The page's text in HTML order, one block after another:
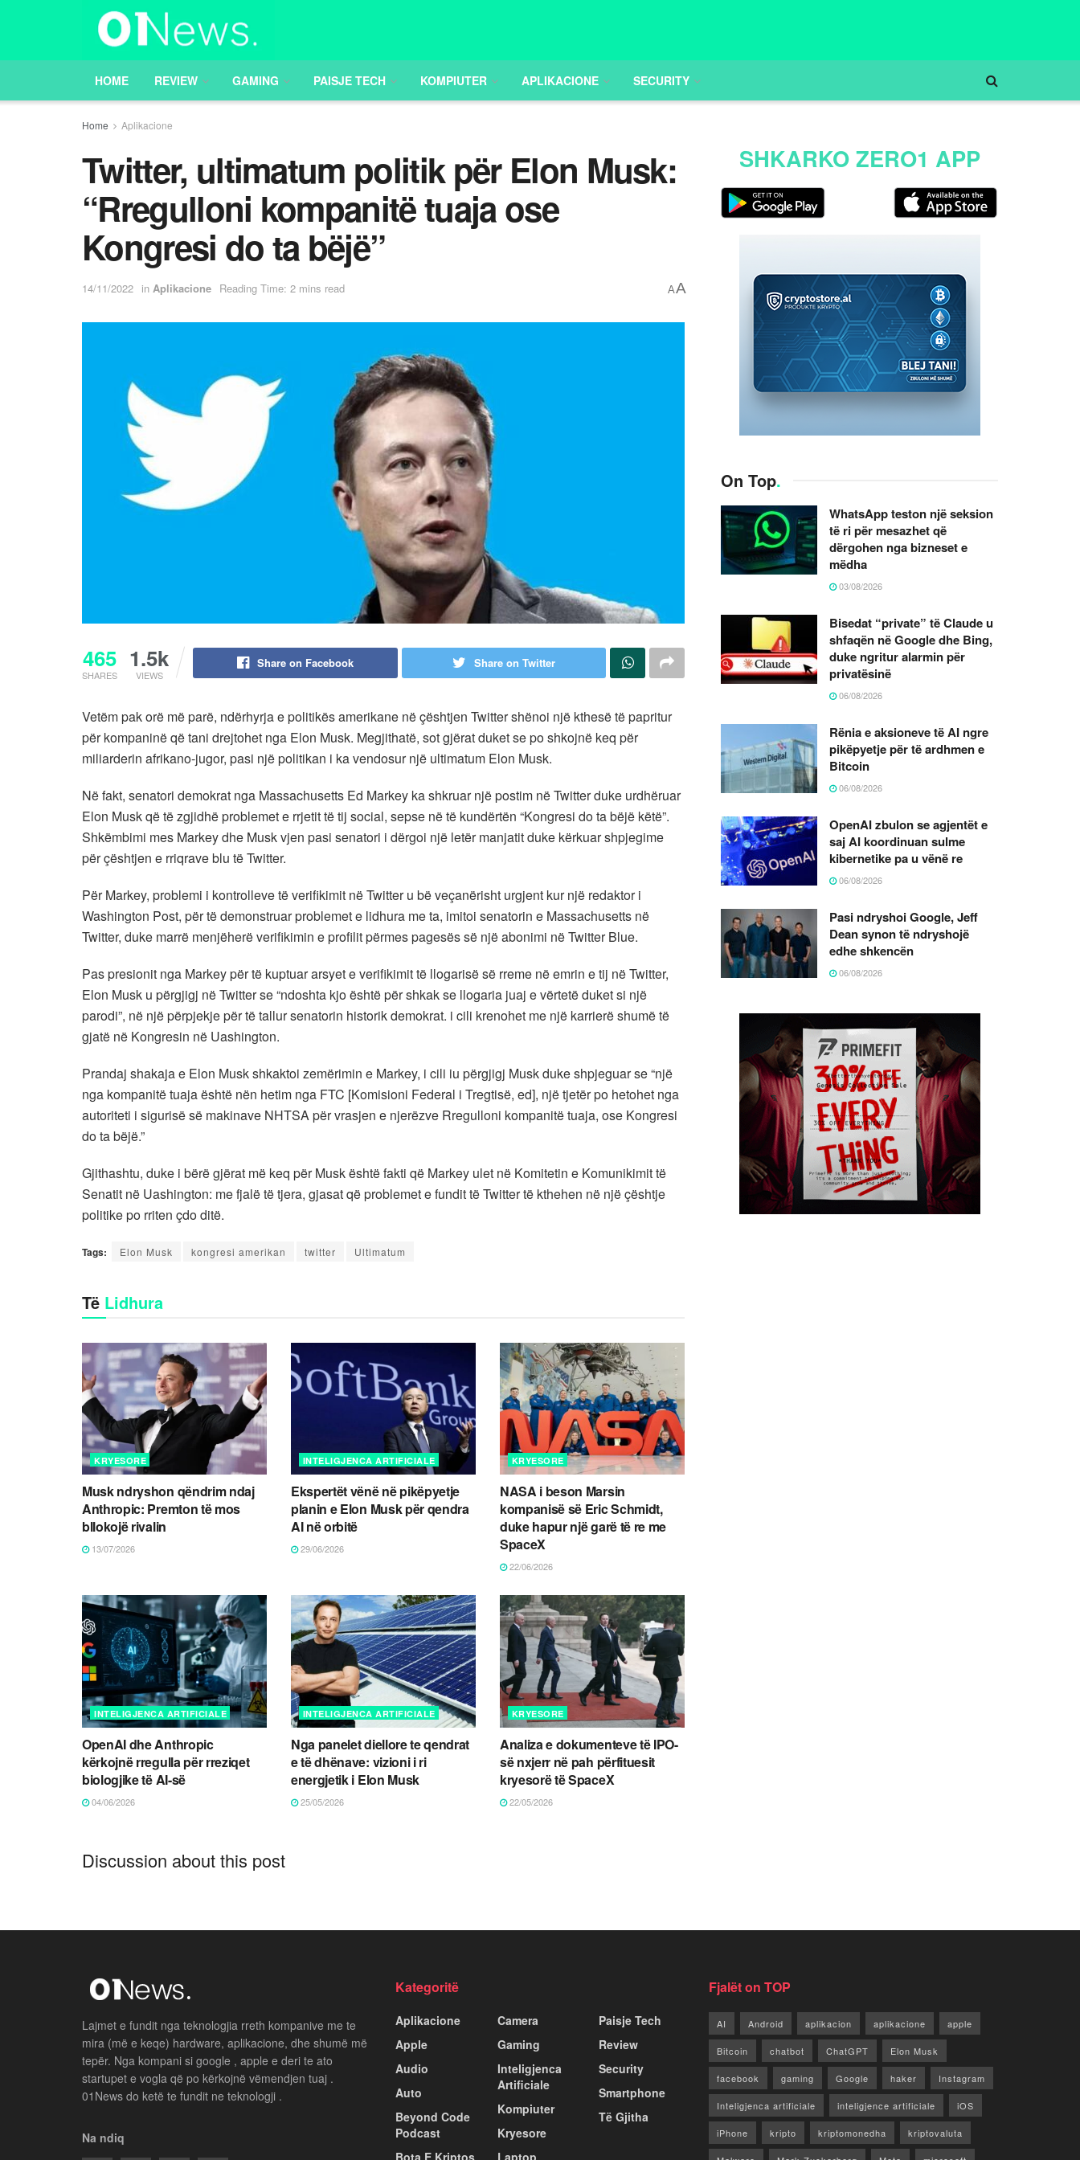
HOME REVIEW GAMING PAISJE TECH KOMPIUTER APLIKACIONE SECURITY
Home Aplikacione
Twitter, ultimatum politik për Elon Musk:
“Rregulloni kompanitë tuaja ose
Kongresi do ta bëjë”
14/11/2022 in Aplikacione Reading Time: 2 mins read AA
465
SHARES
1.5k
VIEWS
Share on Facebook Share on Twitter
Vetëm pak orë më parë, ndërhyrja e politikës amerikane në çështjen Twitter shënoi një kthesë të papritur
për kompaninë që tani drejtohet nga Elon Musk. Megjithatë, sot gjërat duket se po shkojnë keq për
miliarderin afrikano-jugor, pasi një politikan i ka vendosur një ultimatum Elon Musk.
Në fakt, senatori demokrat nga Massachusetts Ed Markey ka shkruar një postim në Twitter duke urdhëruar
Elon Musk që të zgjidhë problemet e rrjetit të tij social, sepse në të kundërtën “Kongresi do ta bëjë këtë”.
Shkëmbimi mes Markey dhe Musk vjen pasi senatori i dërgoi një letër manjatit duke kërkuar shpjegime
për çështjen e rriqrave blu të Twitter.
Për Markey, problemi i kontrolleve të verifikimit në Twitter u bë veçanërisht urgjent kur një redaktor i
Washington Post, për të demonstruar problemet e lidhura me ta, imitoi senatorin e Massachusetts në
Twitter, duke marrë menjëherë verifikimin e profilit përmes pagesës së një abonimi në Twitter Blue.
Pas presionit nga Markey për të kuptuar arsyet e verifikimit të llogarisë së rreme në emrin e tij në Twitter,
Elon Musk u përgjigj në Twitter se “ndoshta kjo është për shkak se llogaria juaj e vërtetë duket si një
parodi”, në një përpjekje për të tallur senatorin historik demokrat. i cili krenohet me një karrierë shumë të
gjatë në Kongresin në Uashington.
Prandaj shakaja e Elon Musk shkaktoi zemërimin e Markey, i cili iu përgjigj Musk duke shpjeguar se “një
nga kompanitë tuaja është nën hetim nga FTC [Komisioni Federal i Tregtisë, ed], një tjetër po hetohet nga
autoriteti i sigurisë së makinave NHTSA për vrasjen e njerëzve Rregulloni kompanitë tuaja, ose Kongresi
do ta bëjë.”
Gjithashtu, duke i bërë gjërat më keq për Musk është fakti që Markey ulet në Komitetin e Komunikimit të
Senatit në Uashington: me fjalë të tjera, gjasat që problemet e fundit të Twitter të kthehen në një çështje
politike po rriten çdo ditë.
Tags: Elon Musk kongresi amerikan twitter Ultimatum
Të Lidhura
KRYESORE
Musk ndryshon qëndrim ndaj
Anthropic: Premton të mos
bllokojë rivalin
13/07/2026
INTELIGJENCA ARTIFICIALE
Ekspertët vënë në pikëpyetje
planin e Elon Musk për qendra
AI në orbitë
29/06/2026
KRYESORE
NASA i beson Marsin
kompanisë së Eric Schmidt,
duke hapur një garë të re me
SpaceX
22/06/2026
INTELIGJENCA ARTIFICIALE
OpenAI dhe Anthropic
kërkojnë rregulla për rreziqet
biologjike të AI-së
04/06/2026
INTELIGJENCA ARTIFICIALE
Nga panelet diellore te qendrat
e të dhënave: vizioni i ri
energjetik i Elon Musk
25/05/2026
KRYESORE
Analiza e dokumenteve të IPO-
së nxjerr në pah përfituesit
kryesorë të SpaceX
22/05/2026
Discussion about this post
SHKARKO ZERO1 APP
On Top.
WhatsApp teston një seksion
të ri për mesazhet që
dërgohen nga bizneset e
mëdha
03/08/2026
Bisedat “private” të Claude u
shfaqën në Google dhe Bing,
duke ngritur alarmin për
privatësinë
06/08/2026
Rënia e aksioneve të AI ngre
pikëpyetje për të ardhmen e
Bitcoin
06/08/2026
OpenAI zbulon se agjentët e
saj AI koordinuan sulme
kibernetike pa u vënë re
06/08/2026
Pasi ndryshoi Google, Jeff
Dean synon të ndryshojë
edhe shkencën
06/08/2026
Lajmet e fundit nga teknologjia rreth kompanive me te
mira (më e keqe) hardware, aplikacione, dhe shumë më
tepër. Nga kompani si google , apple e deri te ato
startupet e vogla që po kërkojnë vëmendjen tuaj .
01News do ketë te fundit ne teknologji .
Na ndiq
Kategoritë
Aplikacione
Apple
Audio
Auto
Beyond Code
Podcast
Camera
Gaming
Inteligjenca
Artificiale
Kompiuter
Kryesore
Paisje Tech
Review
Security
Smartphone
Të Gjitha
Fjalët on TOP
AI Android aplikacion aplikacione apple
Bitcoin chatbot ChatGPT Elon Musk
facebook gaming Google haker Instagram
Inteligjenca artificiale inteligjence artificiale iOS
iPhone kripto kriptomonedha kriptovaluta